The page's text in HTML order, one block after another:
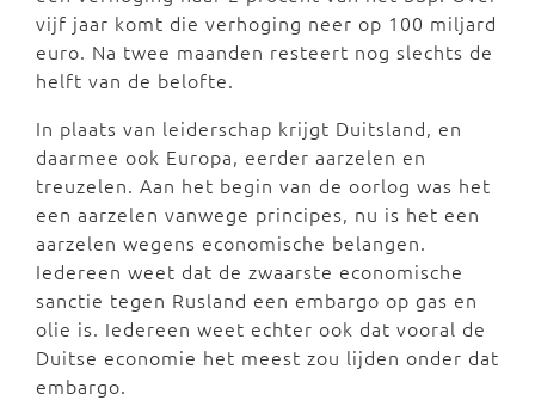
vijf jaar komt die verhoging neer op 100 miljard
euro. Na twee maanden resteert nog slechts de
helft van de belofte.
In plaats van leiderschap krijgt Duitsland, en
daarmee ook Europa, eerder aarzelen en
treuzelen. Aan het begin van de oorlog was het
een aarzelen vanwege principes, nu is het een
aarzelen wegens economische belangen.
Iedereen weet dat de zwaarste economische
sanctie tegen Rusland een embargo op gas en
olie is. Iedereen weet echter ook dat vooral de
Duitse economie het meest zou lijden onder dat
embargo.